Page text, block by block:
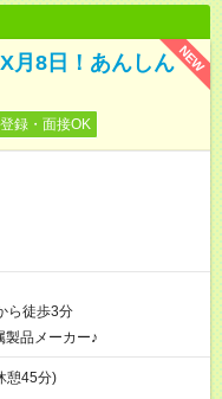
NEW
月8日！あんしん
録・面接OK
ら徒歩3分
製品メーカー♪
憩45分)